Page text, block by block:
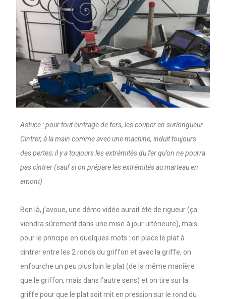
Astuce :pour tout cintrage de fers, les couper en surlongueur.
Cintrer, à la main comme avec une machine, induit toujours
des pertes; il y a toujours les extrémités du fer qu’on ne pourra
pas cintrer (sauf si on prépare les extrémités au marteau en
amont)
Bon là, j’avoue, une démo vidéo aurait été de rigueur (ça
viendra sûrement dans une mise à jour ultérieure), mais
pour le principe en quelques mots : on place le plat à
cintrer entre les 2 ronds du griffon et avec la griffe, on
enfourche un peu plus loin le plat (de la même manière
que le griffon, mais dans l’autre sens) et on tire sur la
griffe pour que le plat soit mit en pression sur le rond du